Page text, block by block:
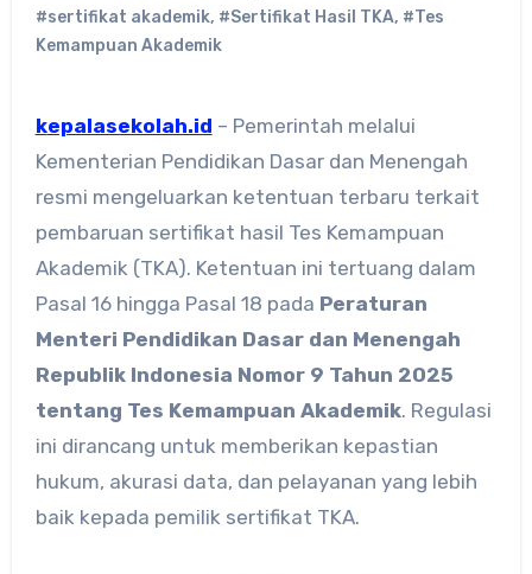
#sertifikat akademik, #Sertifikat Hasil TKA, #Tes
Kemampuan Akademik
kepalasekolah.id – Pemerintah melalui
Kementerian Pendidikan Dasar dan Menengah
resmi mengeluarkan ketentuan terbaru terkait
pembaruan sertifikat hasil Tes Kemampuan
Akademik (TKA). Ketentuan ini tertuang dalam
Pasal 16 hingga Pasal 18 pada Peraturan
Menteri Pendidikan Dasar dan Menengah
Republik Indonesia Nomor 9 Tahun 2025
tentang Tes Kemampuan Akademik. Regulasi
ini dirancang untuk memberikan kepastian
hukum, akurasi data, dan pelayanan yang lebih
baik kepada pemilik sertifikat TKA.